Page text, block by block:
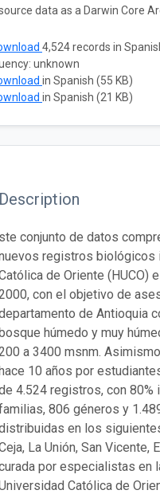
data as a Darwin Core
4,524 records in
unknown
in Spanish (55 KB)
in Spanish (21 KB)
Description
ste conjunto de datos
registros biológicos
de Oriente (HUCO)
con el objetivo de
de Antioquia
húmedo y muy
a 3400 msnm.
10 años por
4.524 registros, con 80%
806 géneros y
en los
La Unión, San Vicente,
por especialistas en
Católica de